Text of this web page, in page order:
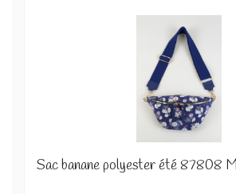
Sac banane polyester été 87808